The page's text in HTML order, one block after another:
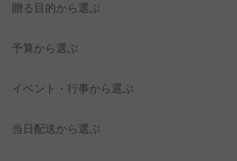
贈る目的から選ぶ
予算から選ぶ
イベント・行事から選ぶ
当日配送から選ぶ